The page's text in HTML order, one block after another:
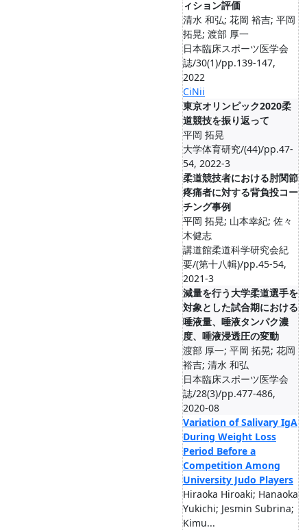
ィション評価
清水 和弘; 花岡 裕吉; 平岡
拓晃; 渡部 厚一
日本臨床スポーツ医学会
誌/30(1)/pp.139-147,
2022
CiNii
東京オリンピック2020柔
道競技を振り返って
平岡 拓晃
大学体育研究/(44)/pp.47-
54, 2022-3
柔道競技者における肘関節
疼痛者に対する背負投コー
チング事例
平岡 拓晃; 山本幸紀; 佐々
木健志
講道館柔道科学研究会紀
要/(第十八輯)/pp.45-54,
2021-3
減量を行う大学柔道選手を
対象とした試合期における
唾液量、唾液タンパク濃
度、唾液浸透圧の変動
渡部 厚一; 平岡 拓晃; 花岡
裕吉; 清水 和弘
日本臨床スポーツ医学会
誌/28(3)/pp.477-486,
2020-08
Variation of Salivary IgA
During Weight Loss
Period Before a
Competition Among
University Judo Players
Hiraoka Hiroaki; Hanaoka
Yukichi; Jesmin Subrina;
Kimu...